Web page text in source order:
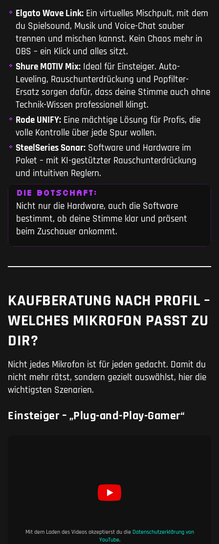
Elgato Wave Link: Ein virtuelles Mischpult, mit dem
du Spielsound, Musik und Voice-Chat sauber
trennen und mischen kannst. Kein Chaos mehr in
OBS – ein Klick und alles sitzt.
Shure MOTIV Mix: Ideal für Einsteiger. Auto-
Leveling, Rauschunterdrückung und Popfilter-
Ersatz sorgen dafür, dass deine Stimme auch ohne
Technik-Wissen professionell klingt.
Rode UNIFY: Eine mächtige Lösung für Profis, die
volle Kontrolle über jede Spur wollen.
SteelSeries Sonar: Software und Hardware im
Paket – mit KI-gestützter Rauschunterdrückung
und intuitiven Reglern.
DIE BOTSCHAFT:
Nicht nur die Hardware, auch die Software
bestimmt, ob deine Stimme klar und präsent
beim Zuschauer ankommt.
KAUFBERATUNG NACH PROFIL –
WELCHES MIKROFON PASST ZU
DIR?
Nicht jedes Mikrofon ist für jeden gedacht. Damit du
nicht mehr rätst, sondern gezielt auswählst, hier die
wichtigsten Szenarien.
Einsteiger – „Plug-and-Play-Gamer“
Mit dem Laden des Videos akzeptierst du die Datenschutzerklärung von
YouTube.